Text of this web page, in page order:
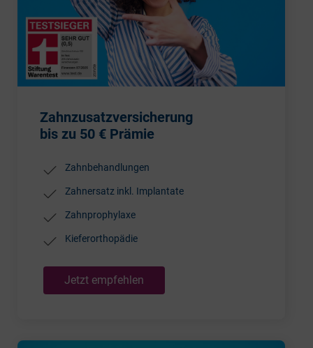
Zahnzusatzversicherung
bis zu 50 € Prämie
Zahnbehandlungen
Zahnersatz inkl. Implantate
Zahnprophylaxe
Kieferorthopädie
Jetzt empfehlen